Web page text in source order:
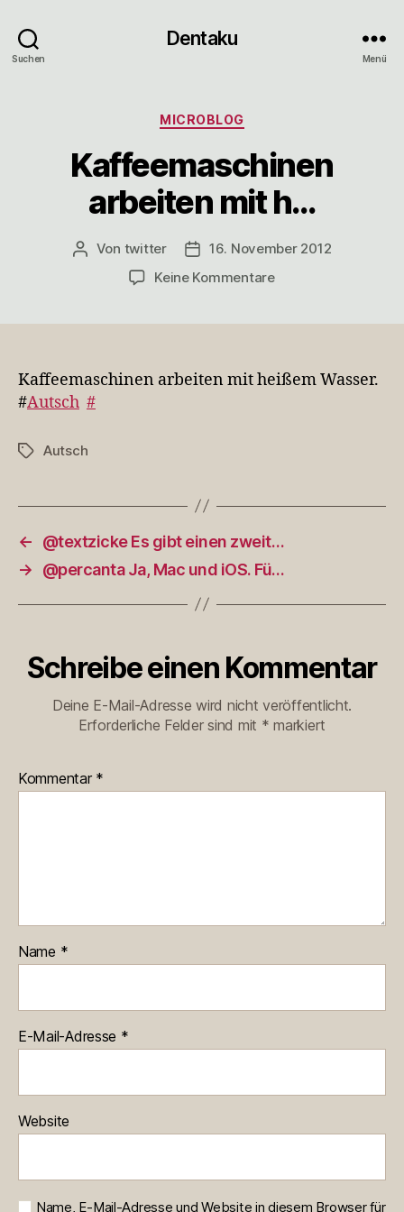
Suchen
Dentaku
Menü
Kategorien
MICROBLOG
Kaffeemaschinen
arbeiten mit h…
Beitragsautor
Von twitter Veröffentlichungsdatum
16. November 2012
Keine Kommentarezu
Kaffeemaschinen arbeiten mit heißem Wasser.
#Autsch #
Schlagwörter
Autsch
←
@textzicke Es gibt einen zweit…
→
@percanta Ja, Mac und iOS. Fü…
Schreibe einen Kommentar
Deine E-Mail-Adresse wird nicht veröffentlicht.
Erforderliche Felder sind mit * markiert
Kommentar *
Name *
E-Mail-Adresse *
Website
Name, E-Mail-Adresse und Website in diesem Browser für